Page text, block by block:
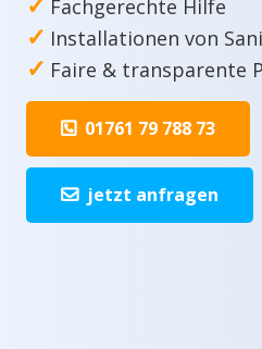
Fachgerechte Hilfe
✓ Installationen von
✓ Faire & transparente
01761 79 788 73
jetzt anfragen